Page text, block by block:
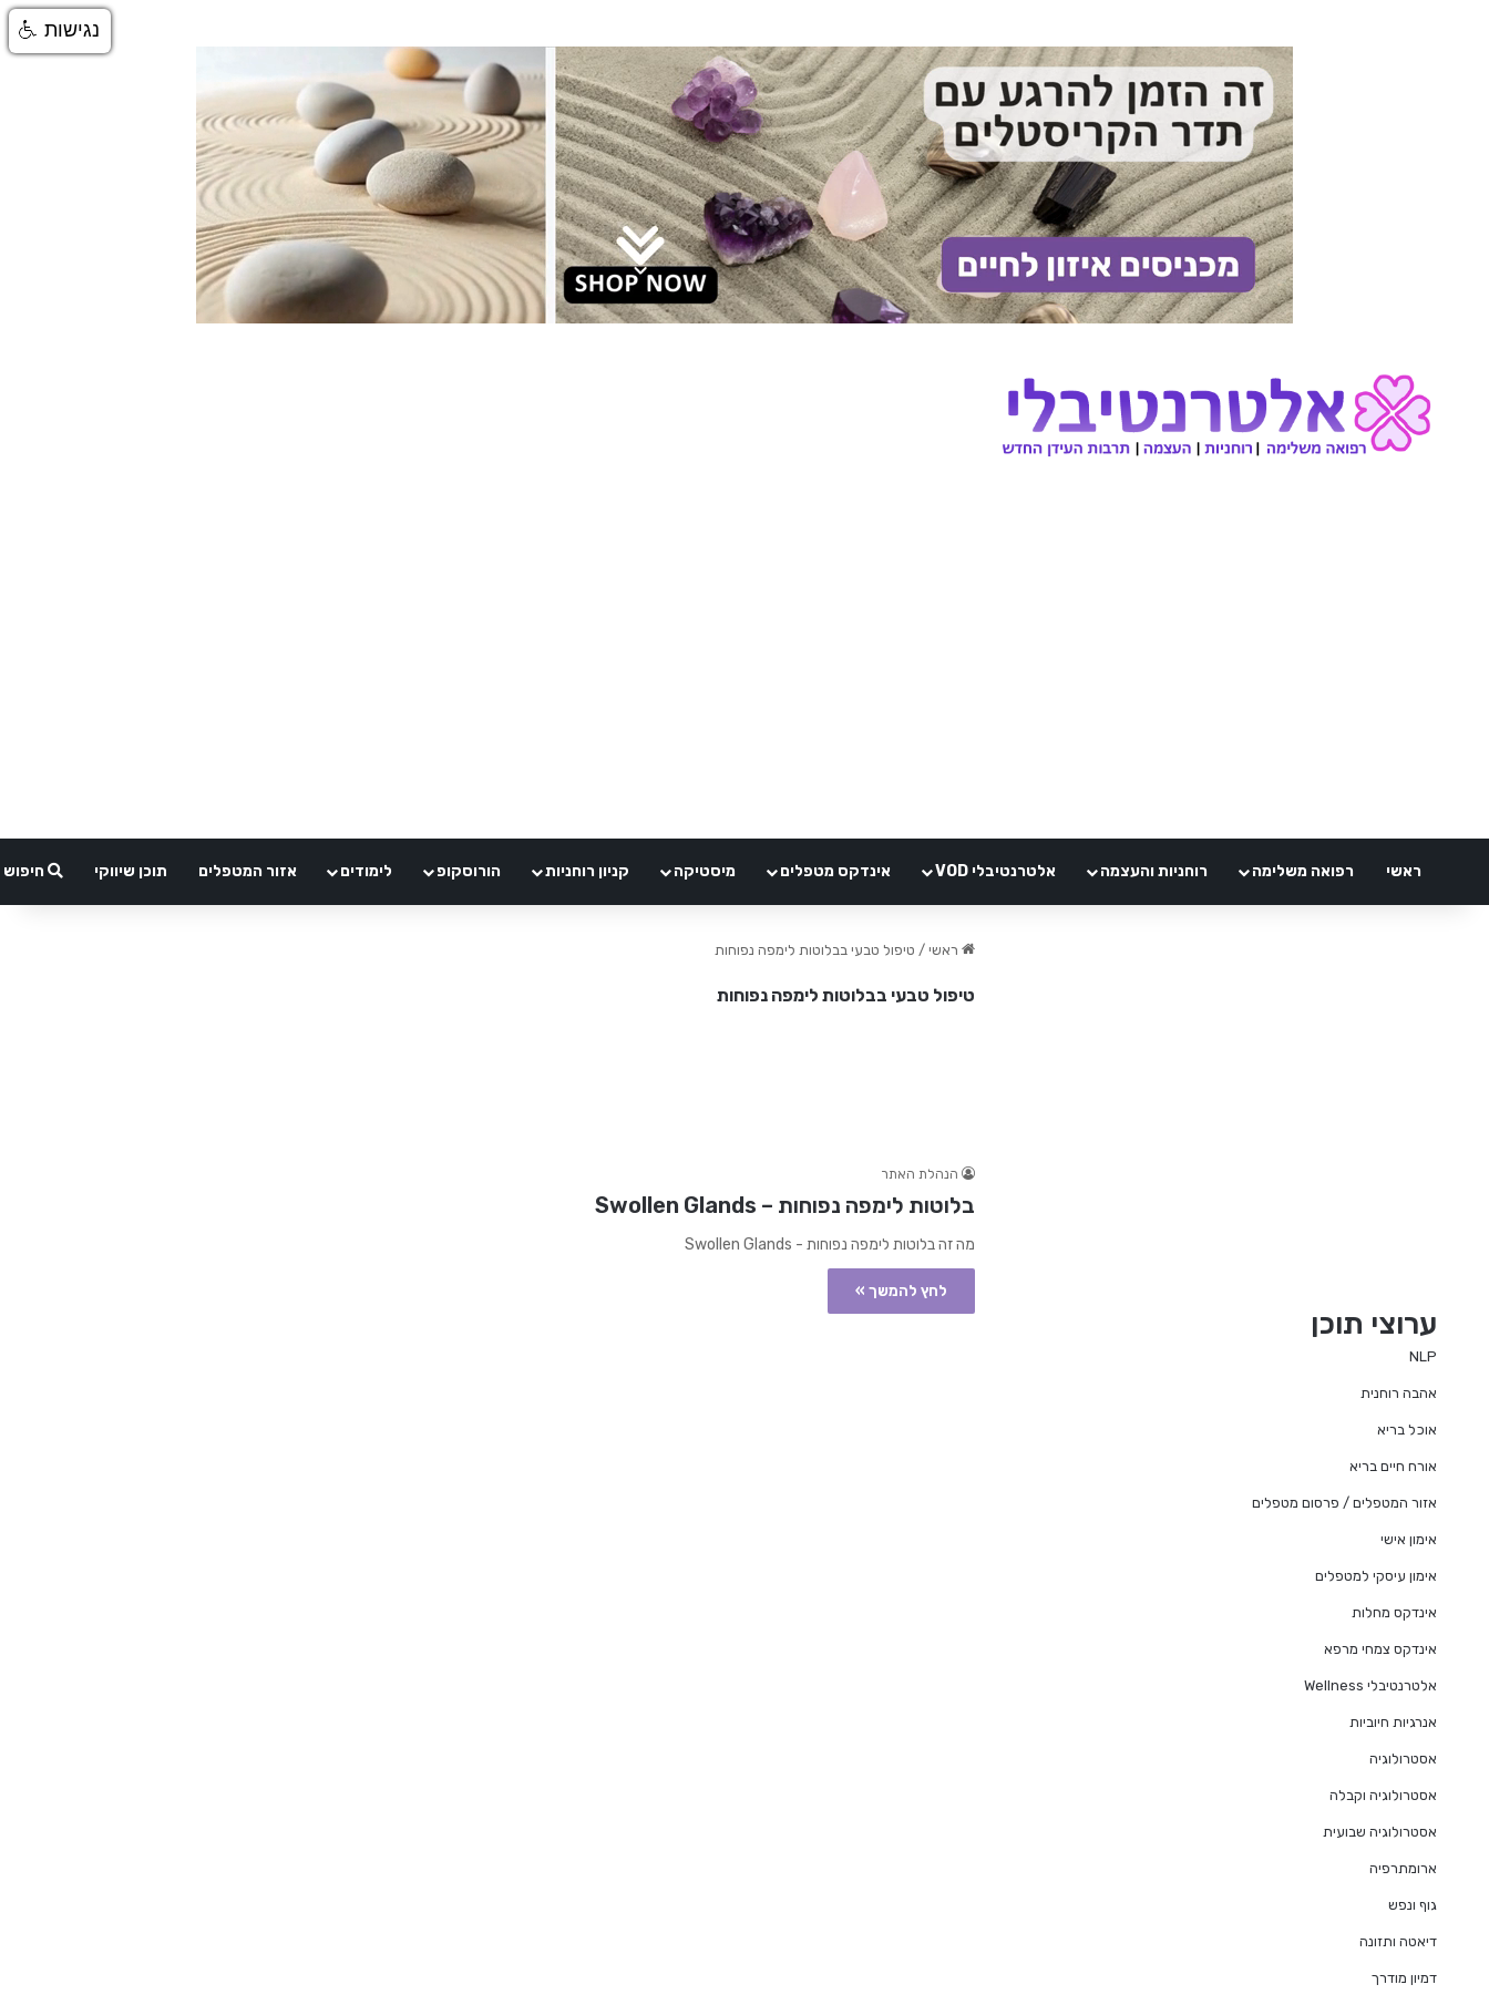
ראשי רפואה משלימה רוחניות והעצמה אלטרנטיבלי VOD אינדקס מטפלים מיסטיקה קניון רוחניות הורוסקופ לימודים אזור המטפלים תוכן שיווקי חיפוש
ראשי / טיפול טבעי בבלוטות לימפה נפוחות
טיפול טבעי בבלוטות לימפה נפוחות
הנהלת האתר
בלוטות לימפה נפוחות – Swollen Glands
מה זה בלוטות לימפה נפוחות - Swollen Glands
לחץ להמשך »
ערוצי תוכן
NLP
אהבה רוחנית
אוכל בריא
אורח חיים בריא
אזור המטפלים / פרסום מטפלים
אימון אישי
אימון עיסקי למטפלים
אינדקס מחלות
אינדקס צמחי מרפא
אלטרנטיבלי Wellness
אנרגיות חיוביות
אסטרולוגיה
אסטרולוגיה וקבלה
אסטרולוגיה שבועית
ארומתרפיה
גוף ונפש
דיאטה ותזונה
דמיון מודרך
נגישות